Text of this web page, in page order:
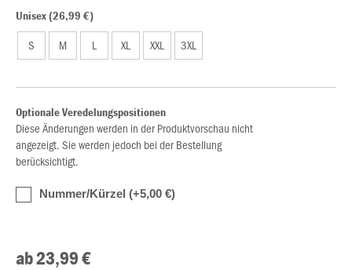
Unisex (26,99 €)
S M L XL XXL 3XL
Optionale Veredelungspositionen
Diese Änderungen werden in der Produktvorschau nicht
angezeigt. Sie werden jedoch bei der Bestellung
berücksichtigt.
Nummer/Kürzel (+5,00 €)
ab 23,99 €